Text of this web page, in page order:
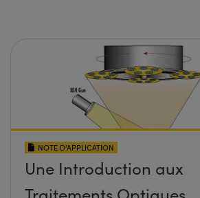
NOTE D’APPLICATION
Une Introduction aux